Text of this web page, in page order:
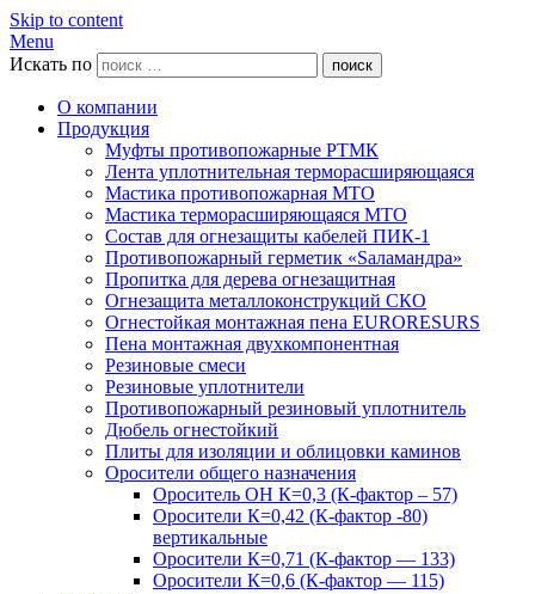
Skip to content
Menu
Искать по
поиск
О компании
Продукция
Муфты противопожарные РТМК
Лента уплотнительная терморасширяющаяся
Мастика противопожарная МТО
Мастика терморасширяющаяся МТО
Состав для огнезащиты кабелей ПИК-1
Противопожарный герметик «Sаламандра»
Пропитка для дерева огнезащитная
Огнезащита металлоконструкций СКО
Огнестойкая монтажная пена EURORESURS
Пена монтажная двухкомпонентная
Резиновые смеси
Резиновые уплотнители
Противопожарный резиновый уплотнитель
Дюбель огнестойкий
Плиты для изоляции и облицовки каминов
Оросители общего назначения
Ороситель ОН К=0,3 (К-фактор – 57)
Оросители К=0,42 (К-фактор -80)
вертикальные
Оросители К=0,71 (К-фактор — 133)
Оросители К=0,6 (К-фактор — 115)